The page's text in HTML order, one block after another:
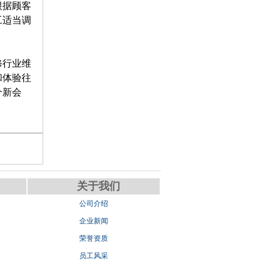
顾客
当调
业维
验往
会
关于我们
公司介绍
企业新闻
荣誉资质
员工风采